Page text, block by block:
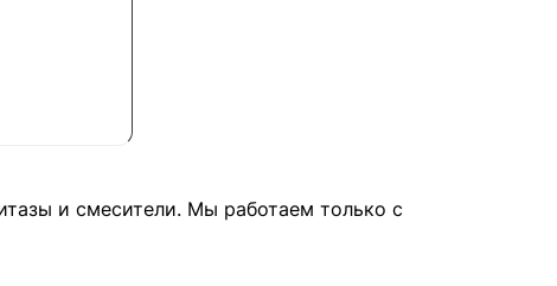
и смесители. Мы работаем только с